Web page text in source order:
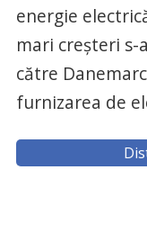
energie
mari creşteri
către
furnizarea de